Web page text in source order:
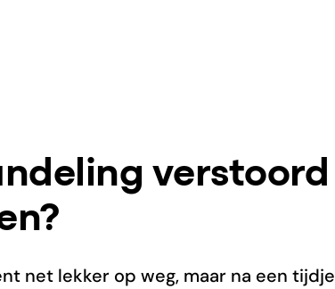
verstoord
net lekker op weg, maar na een tijdje